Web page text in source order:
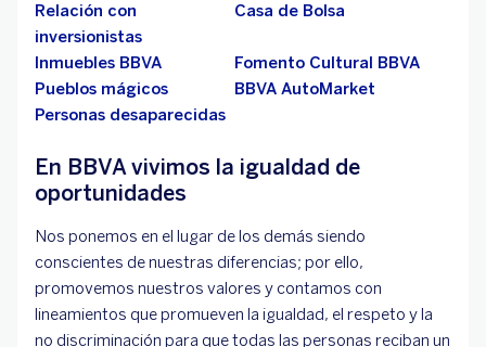
Relación con
inversionistas
Casa de Bolsa
Inmuebles BBVA
Fomento Cultural BBVA
Pueblos mágicos
BBVA AutoMarket
Personas desaparecidas
En BBVA vivimos la igualdad de
oportunidades
Nos ponemos en el lugar de los demás siendo
conscientes de nuestras diferencias; por ello,
promovemos nuestros valores y contamos con
lineamientos que promueven la igualdad, el respeto y la
no discriminación para que todas las personas reciban un